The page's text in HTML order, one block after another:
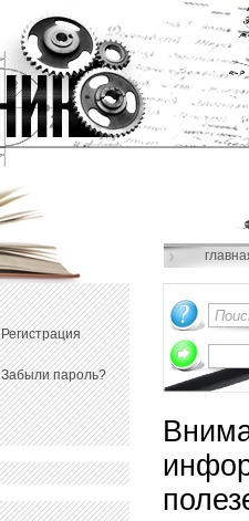
Регистрация
Забыли пароль?